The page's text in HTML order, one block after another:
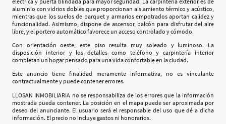
aluminio con vidrios dobles que proporcionan aislamiento térmico y acústico,
mientras que los suelos de parquet y armarios empotrados aportan calidez y
funcionalidad. Asimismo, dispone de ascensor, balcón para disfrutar del aire
libre, y el portero automático favorece un acceso controlado y cómodo.
Con orientación oeste, este piso resulta muy soleado y luminoso. La
disposición interior y los detalles como teléfono y carpintería interior
completan un hogar pensado para una vida confortable en la ciudad.
Este anuncio tiene finalidad meramente informativa, no es vinculante
contractualmente y puede contener errores.
LLOSAN INMOBILIARIA no se responsabiliza de los errores que la información
mostrada pueda contener. La posición en el mapa puede ser aproximada por
deseo del anunciante. El usuario será el responsable del uso que dé a dicha
información. El precio no incluye gastos ni honorarios.